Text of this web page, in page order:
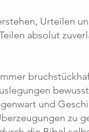
Urteilen
absolut
und
zu